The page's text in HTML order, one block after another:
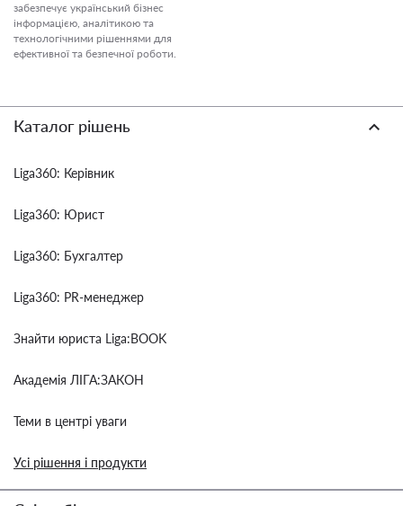
забезпечує український бізнес
інформацією, аналітикою та
технологічними рішеннями для
ефективної та безпечної роботи.
Каталог рішень
Liga360: Керівник
Liga360: Юрист
Liga360: Бухгалтер
Liga360: PR-менеджер
Знайти юриста Liga:BOOK
Академія ЛІГА:ЗАКОН
Теми в центрі уваги
Усі рішення і продукти